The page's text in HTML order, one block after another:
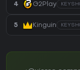
4 G2Play
5 Kinguin